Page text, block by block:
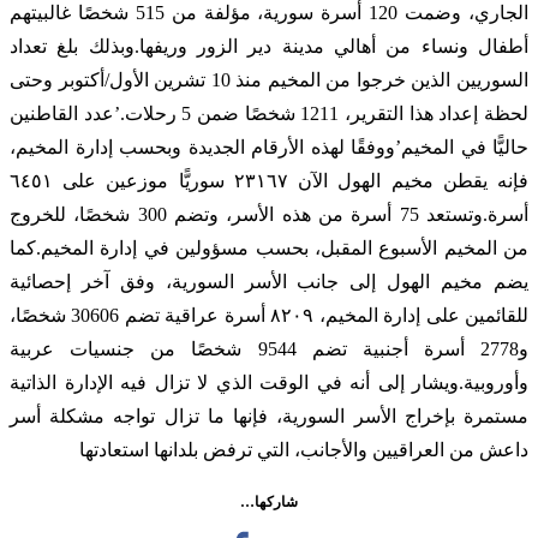
الجاري، وضمت 120 أسرة سورية، مؤلفة من 515 شخصًا غالبيتهم
أطفال ونساء من أهالي مدينة دير الزور وريفها.وبذلك بلغ تعداد
السوريين الذين خرجوا من المخيم منذ 10 تشرين الأول/أكتوبر وحتى
لحظة إعداد هذا التقرير، 1211 شخصًا ضمن 5 رحلات.’عدد القاطنين
حاليًّا في المخيم’ووفقًا لهذه الأرقام الجديدة وبحسب إدارة المخيم،
فإنه يقطن مخيم الهول الآن ٢٣١٦٧ سوريًّا موزعين على ٦٤٥١
أسرة.وتستعد 75 أسرة من هذه الأسر، وتضم 300 شخصًا، للخروج
من المخيم الأسبوع المقبل، بحسب مسؤولين في إدارة المخيم.كما
يضم مخيم الهول إلى جانب الأسر السورية، وفق آخر إحصائية
للقائمين على إدارة المخيم، ٨٢٠٩ أسرة عراقية تضم 30606 شخصًا،
و2778 أسرة أجنبية تضم 9544 شخصًا من جنسيات عربية
وأوروبية.ويشار إلى أنه في الوقت الذي لا تزال فيه الإدارة الذاتية
مستمرة بإخراج الأسر السورية، فإنها ما تزال تواجه مشكلة أسر
داعش من العراقيين والأجانب، التي ترفض بلدانها استعادتها
شاركها…